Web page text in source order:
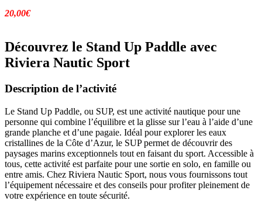
20,00€
Découvrez le Stand Up Paddle avec
Riviera Nautic Sport
Description de l’activité
Le Stand Up Paddle, ou SUP, est une activité nautique pour une
personne qui combine l’équilibre et la glisse sur l’eau à l’aide d’une
grande planche et d’une pagaie. Idéal pour explorer les eaux
cristallines de la Côte d’Azur, le SUP permet de découvrir des
paysages marins exceptionnels tout en faisant du sport. Accessible à
tous, cette activité est parfaite pour une sortie en solo, en famille ou
entre amis. Chez Riviera Nautic Sport, nous vous fournissons tout
l’équipement nécessaire et des conseils pour profiter pleinement de
votre expérience en toute sécurité.